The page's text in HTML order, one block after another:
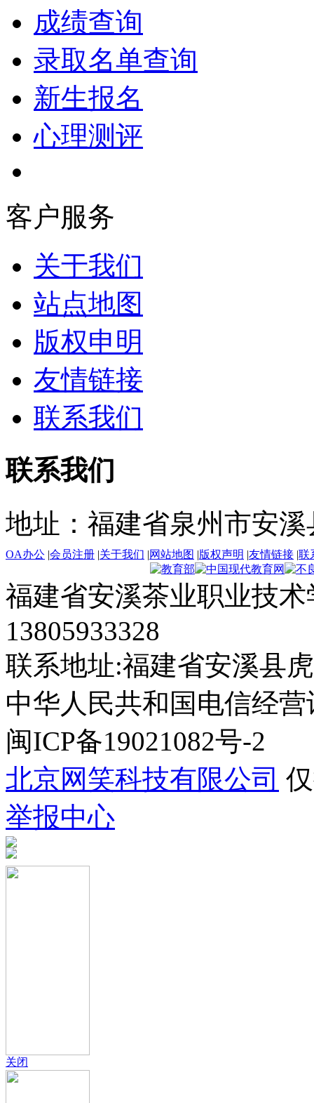
成绩查询
录取名单查询
新生报名
心理测评
客户服务
关于我们
站点地图
版权申明
友情链接
联系我们
联系我们
地址：福建省泉州市安
OA办公 |会员注册 |关于我们 |网站地图 |版权声明 |友情链接 |联
福建省安溪茶业职业技
13805933328
联系地址:福建省安溪县
中华人民共和国电信经营
闽ICP备19021082号-2
北京网笑科技有限公司
举报中心
关闭